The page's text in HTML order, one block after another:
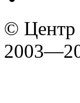
© Центр